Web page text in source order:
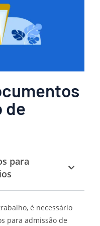
de
para
é necessário
para admissão de